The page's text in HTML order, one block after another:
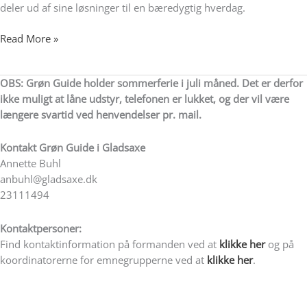
deler ud af sine løsninger til en bæredygtig hverdag.
Read More »
OBS: Grøn Guide holder sommerferie i juli måned. Det er derfor
ikke muligt at låne udstyr, telefonen er lukket, og der vil være
længere svartid ved henvendelser pr. mail.
Kontakt Grøn Guide i Gladsaxe
Annette Buhl
anbuhl@gladsaxe.dk
23111494
Kontaktpersoner:
Find kontaktinformation på formanden ved at klikke herog på
koordinatorerne for emnegrupperne ved at klikke her.